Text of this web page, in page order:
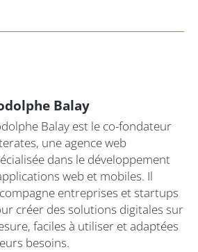
Balay
Balay est le co-fondateur
une agence web
dans le développement
web et mobiles. Il
entreprises et startups
créer des solutions digitales sur
faciles à utiliser et adaptées
besoins.